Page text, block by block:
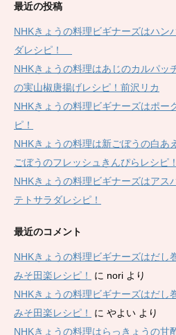
最近の投稿
NHKきょうの料理ビギナーズはハン
ダレシピ！
NHKきょうの料理はあじのカルパッ
の実山椒唐揚げレシピ！前沢リカ
NHKきょうの料理ビギナーズはポー
ピ！
NHKきょうの料理は新ごぼうの白あ
ごぼうのフレッシュきんぴらレシピ！
NHKきょうの料理ビギナーズはアス
テトサラダレシピ！
最近のコメント
NHKきょうの料理ビギナーズはだし
みそ田楽レシピ！
に nori より
NHKきょうの料理ビギナーズはだし
みそ田楽レシピ！
に やよい より
NHKきょうの料理はらっきょうの甘